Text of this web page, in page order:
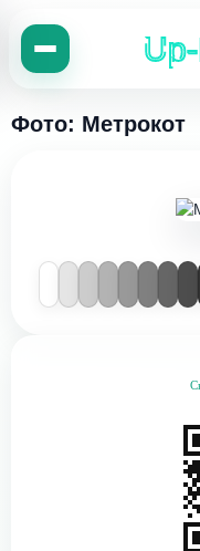
Фото: Метрокот